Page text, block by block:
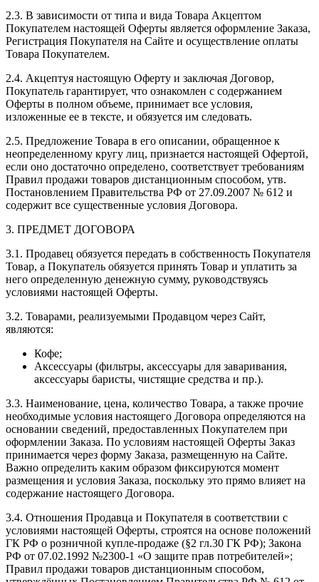
2.3. В зависимости от типа и вида Товара Акцептом
Покупателем настоящей Оферты является оформление Заказа,
Регистрация Покупателя на Сайте и осуществление оплаты
Товара Покупателем.
2.4. Акцептуя настоящую Оферту и заключая Договор,
Покупатель гарантирует, что ознакомлен с содержанием
Оферты в полном объеме, принимает все условия,
изложенные ее в тексте, и обязуется им следовать.
2.5. Предложение Товара в его описании, обращенное к
неопределенному кругу лиц, признается настоящей Офертой,
если оно достаточно определено, соответствует требованиям
Правил продажи товаров дистанционным способом, утв.
Постановлением Правительства РФ от 27.09.2007 № 612 и
содержит все существенные условия Договора.
3. ПРЕДМЕТ ДОГОВОРА
3.1. Продавец обязуется передать в собственность Покупателя
Товар, а Покупатель обязуется принять Товар и уплатить за
него определенную денежную сумму, руководствуясь
условиями настоящей Оферты.
3.2. Товарами, реализуемыми Продавцом через Сайт,
являются:
Кофе;
Аксессуары (фильтры, аксессуары для заваривания,
аксессуары баристы, чистящие средства и пр.).
3.3. Наименование, цена, количество Товара, а также прочие
необходимые условия настоящего Договора определяются на
основании сведений, предоставленных Покупателем при
оформлении Заказа. По условиям настоящей Оферты Заказ
принимается через форму Заказа, размещенную на Сайте.
Важно определить каким образом фиксируются момент
размещения и условия Заказа, поскольку это прямо влияет на
содержание настоящего Договора.
3.4. Отношения Продавца и Покупателя в соответствии с
условиями настоящей Оферты, строятся на основе положений
ГК РФ о розничной купле-продаже (§2 гл.30 ГК РФ); Закона
РФ от 07.02.1992 №2300-1 «О защите прав потребителей»;
Правил продажи товаров дистанционным способом,